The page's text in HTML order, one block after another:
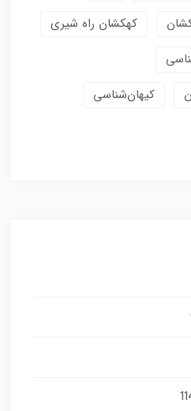
کهکشان راه شیری
کیهان‌شناسی